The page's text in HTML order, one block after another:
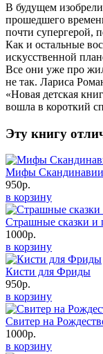
В будущем
прошедшего
почти супергерой,
Как и остальные
искусственной
Все они уже про
не так. Лариса
«Новая детская
вошла в короткий
Эту книгу
Мифы Скандинавии
950р.
в корзину
Страшные сказки и
1000р.
в корзину
Кисти для Фриды
950р.
в корзину
Свитер на
1000р.
в корзину